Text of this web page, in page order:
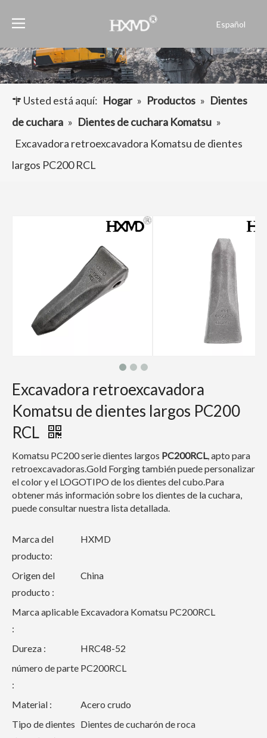
Español
العربية
Français
Pусский
Usted está aquí: Hogar » Productos » Dientes
de cuchara » Dientes de cuchara Komatsu »
Excavadora retroexcavadora Komatsu de dientes
largos PC200 RCL
Excavadora retroexcavadora
Komatsu de dientes largos PC200
RCL
Komatsu PC200 serie dientes largos PC200RCL, apto para
retroexcavadoras.Gold Forging también puede personalizar
el color y el LOGOTIPO de los dientes del cubo.Para
obtener más información sobre los dientes de la cuchara,
puede consultar nuestra lista detallada.
Marca del
producto:
HXMD
Origen del
producto :
China
Marca aplicable
:
Excavadora Komatsu PC200RCL
Dureza :
HRC48-52
número de parte
:
PC200RCL
Material :
Acero crudo
Tipo de dientes Dientes de cucharón de roca